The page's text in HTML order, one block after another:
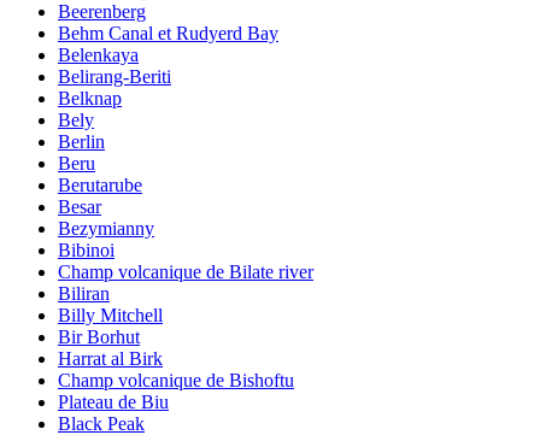
Beerenberg
Behm Canal et Rudyerd Bay
Belenkaya
Belirang-Beriti
Belknap
Bely
Berlin
Beru
Berutarube
Besar
Bezymianny
Bibinoi
Champ volcanique de Bilate river
Biliran
Billy Mitchell
Bir Borhut
Harrat al Birk
Champ volcanique de Bishoftu
Plateau de Biu
Black Peak